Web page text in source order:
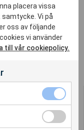
det
år!
placera vissa
Vi på
oss av följande
vi använder
till vår cookiepolicy.